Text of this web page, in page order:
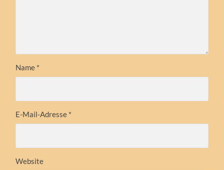
Name *
E-Mail-Adresse *
Website